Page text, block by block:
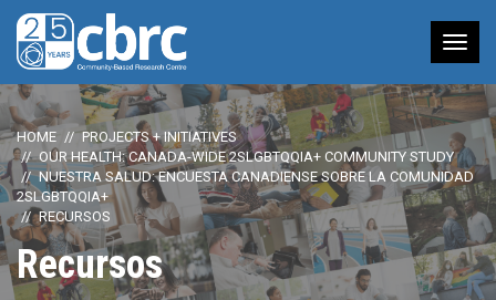
HOME
PROJECTS + INITIATIVES
OUR HEALTH: CANADA-WIDE 2SLGBTQQIA+ COMMUNITY STUDY
NUESTRA SALUD: ENCUESTA CANADIENSE SOBRE LA COMUNIDAD
2SLGBTQQIA+
RECURSOS
Recursos